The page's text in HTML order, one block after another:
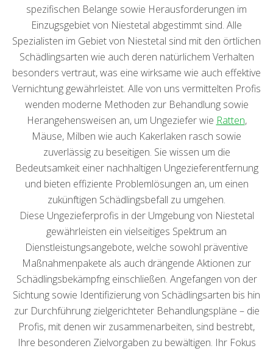
spezifischen Belange sowie Herausforderungen im
Einzugsgebiet von Niestetal abgestimmt sind. Alle
Spezialisten im Gebiet von Niestetal sind mit den örtlichen
Schädlingsarten wie auch deren natürlichem Verhalten
besonders vertraut, was eine wirksame wie auch effektive
Vernichtung gewährleistet. Alle von uns vermittelten Profis
wenden moderne Methoden zur Behandlung sowie
Herangehensweisen an, um Ungeziefer wie Ratten,
Mäuse, Milben wie auch Kakerlaken rasch sowie
zuverlässig zu beseitigen. Sie wissen um die
Bedeutsamkeit einer nachhaltigen Ungezieferentfernung
und bieten effiziente Problemlösungen an, um einen
zukünftigen Schädlingsbefall zu umgehen.
Diese Ungezieferprofis in der Umgebung von Niestetal
gewährleisten ein vielseitiges Spektrum an
Dienstleistungsangebote, welche sowohl präventive
Maßnahmenpakete als auch drängende Aktionen zur
Schädlingsbekämpfng einschließen. Angefangen von der
Sichtung sowie Identifizierung von Schädlingsarten bis hin
zur Durchführung zielgerichteter Behandlungspläne – die
Profis, mit denen wir zusammenarbeiten, sind bestrebt,
Ihre besonderen Zielvorgaben zu bewältigen. Ihr Fokus